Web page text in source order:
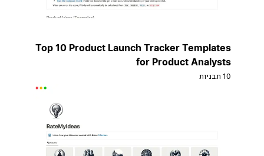
Top 10 Product Launch Tracker Templates
for Product Analysts